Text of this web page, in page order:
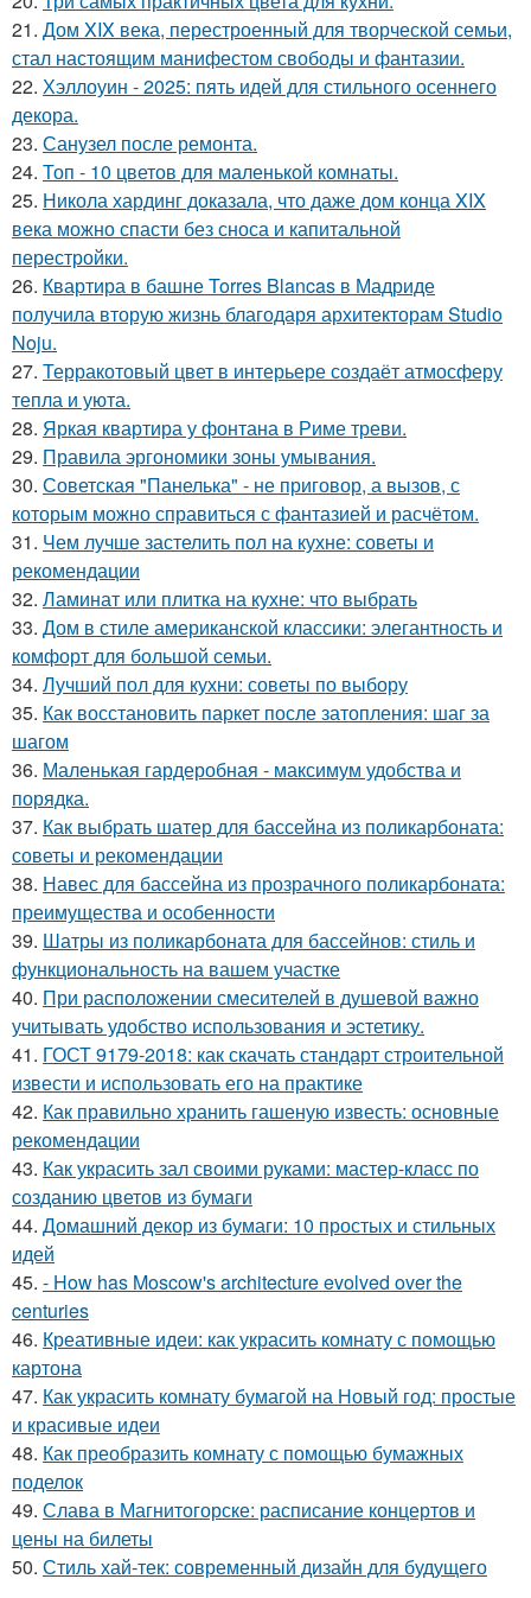
21. Дом XIX века, перестроенный для творческой семьи,
стал настоящим манифестом свободы и фантазии.
22. Хэллоуин - 2025: пять идей для стильного осеннего
декора.
23. Санузел после ремонта.
24. Топ - 10 цветов для маленькой комнаты.
25. Никола хардинг доказала, что даже дом конца XIX
века можно спасти без сноса и капитальной
перестройки.
26. Квартира в башне Torres Blancas в Мадриде
получила вторую жизнь благодаря архитекторам Studio
Noju.
27. Терракотовый цвет в интерьере создаёт атмосферу
тепла и уюта.
28. Яркая квартира у фонтана в Риме треви.
29. Правила эргономики зоны умывания.
30. Советская "Панелька" - не приговор, а вызов, с
которым можно справиться с фантазией и расчётом.
31. Чем лучше застелить пол на кухне: советы и
рекомендации
32. Ламинат или плитка на кухне: что выбрать
33. Дом в стиле американской классики: элегантность и
комфорт для большой семьи.
34. Лучший пол для кухни: советы по выбору
35. Как восстановить паркет после затопления: шаг за
шагом
36. Маленькая гардеробная - максимум удобства и
порядка.
37. Как выбрать шатер для бассейна из поликарбоната:
советы и рекомендации
38. Навес для бассейна из прозрачного поликарбоната:
преимущества и особенности
39. Шатры из поликарбоната для бассейнов: стиль и
функциональность на вашем участке
40. При расположении смесителей в душевой важно
учитывать удобство использования и эстетику.
41. ГОСТ 9179-2018: как скачать стандарт строительной
извести и использовать его на практике
42. Как правильно хранить гашеную известь: основные
рекомендации
43. Как украсить зал своими руками: мастер-класс по
созданию цветов из бумаги
44. Домашний декор из бумаги: 10 простых и стильных
идей
45. - How has Moscow's architecture evolved over the
centuries
46. Креативные идеи: как украсить комнату с помощью
картона
47. Как украсить комнату бумагой на Новый год: простые
и красивые идеи
48. Как преобразить комнату с помощью бумажных
поделок
49. Слава в Магнитогорске: расписание концертов и
цены на билеты
50. Стиль хай-тек: современный дизайн для будущего